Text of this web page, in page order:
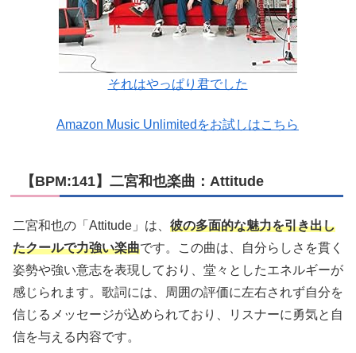
それはやっぱり君でした
Amazon Music Unlimitedをお試しはこちら
【BPM:141】二宮和也楽曲：Attitude
二宮和也の「Attitude」は、 彼の多面的な魅力を引き出し
たクールで力強い楽曲です。この曲は、自分らしさを貫く
姿勢や強い意志を表現しており、堂々としたエネルギーが
感じられます。歌詞には、周囲の評価に左右されず自分を
信じるメッセージが込められており、リスナーに勇気と自
信を与える内容です。